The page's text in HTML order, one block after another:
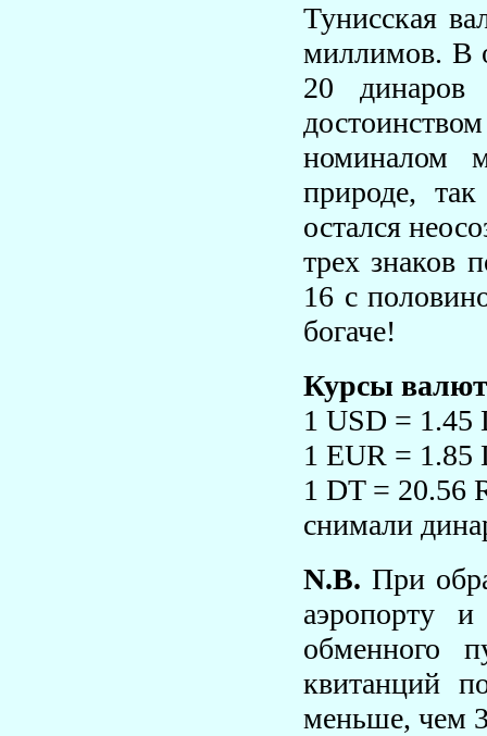
Тунисская
миллимов. В
20
номиналом
природе,
остался
трех знаков
16 с
богаче!
Курсы
1 USD = 1.45
1 EUR = 1.85
1 DT = 20.56
снимали
N.B. При
аэропорту
обменного
квитанций
меньше, чем